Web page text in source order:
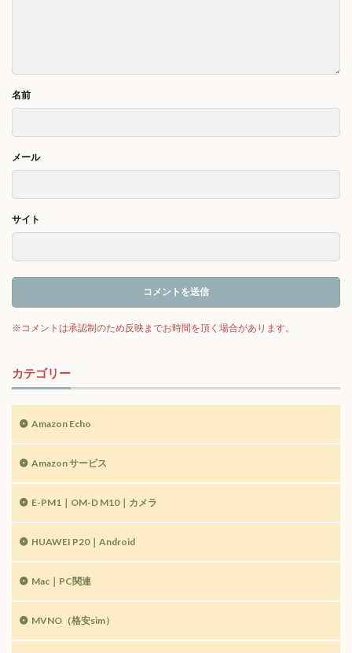
名前
メール
サイト
カテゴリー
Amazon Echo
Amazon サービス
E-PM1｜OM-D M10｜カメラ
HUAWEI P20｜Android
Mac｜PC関連
MVNO（格安sim）